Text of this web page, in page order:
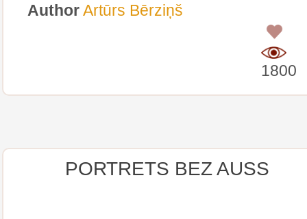
AuthorArtūrs Bērziņš
1800
PORTRETS BEZ AUSS